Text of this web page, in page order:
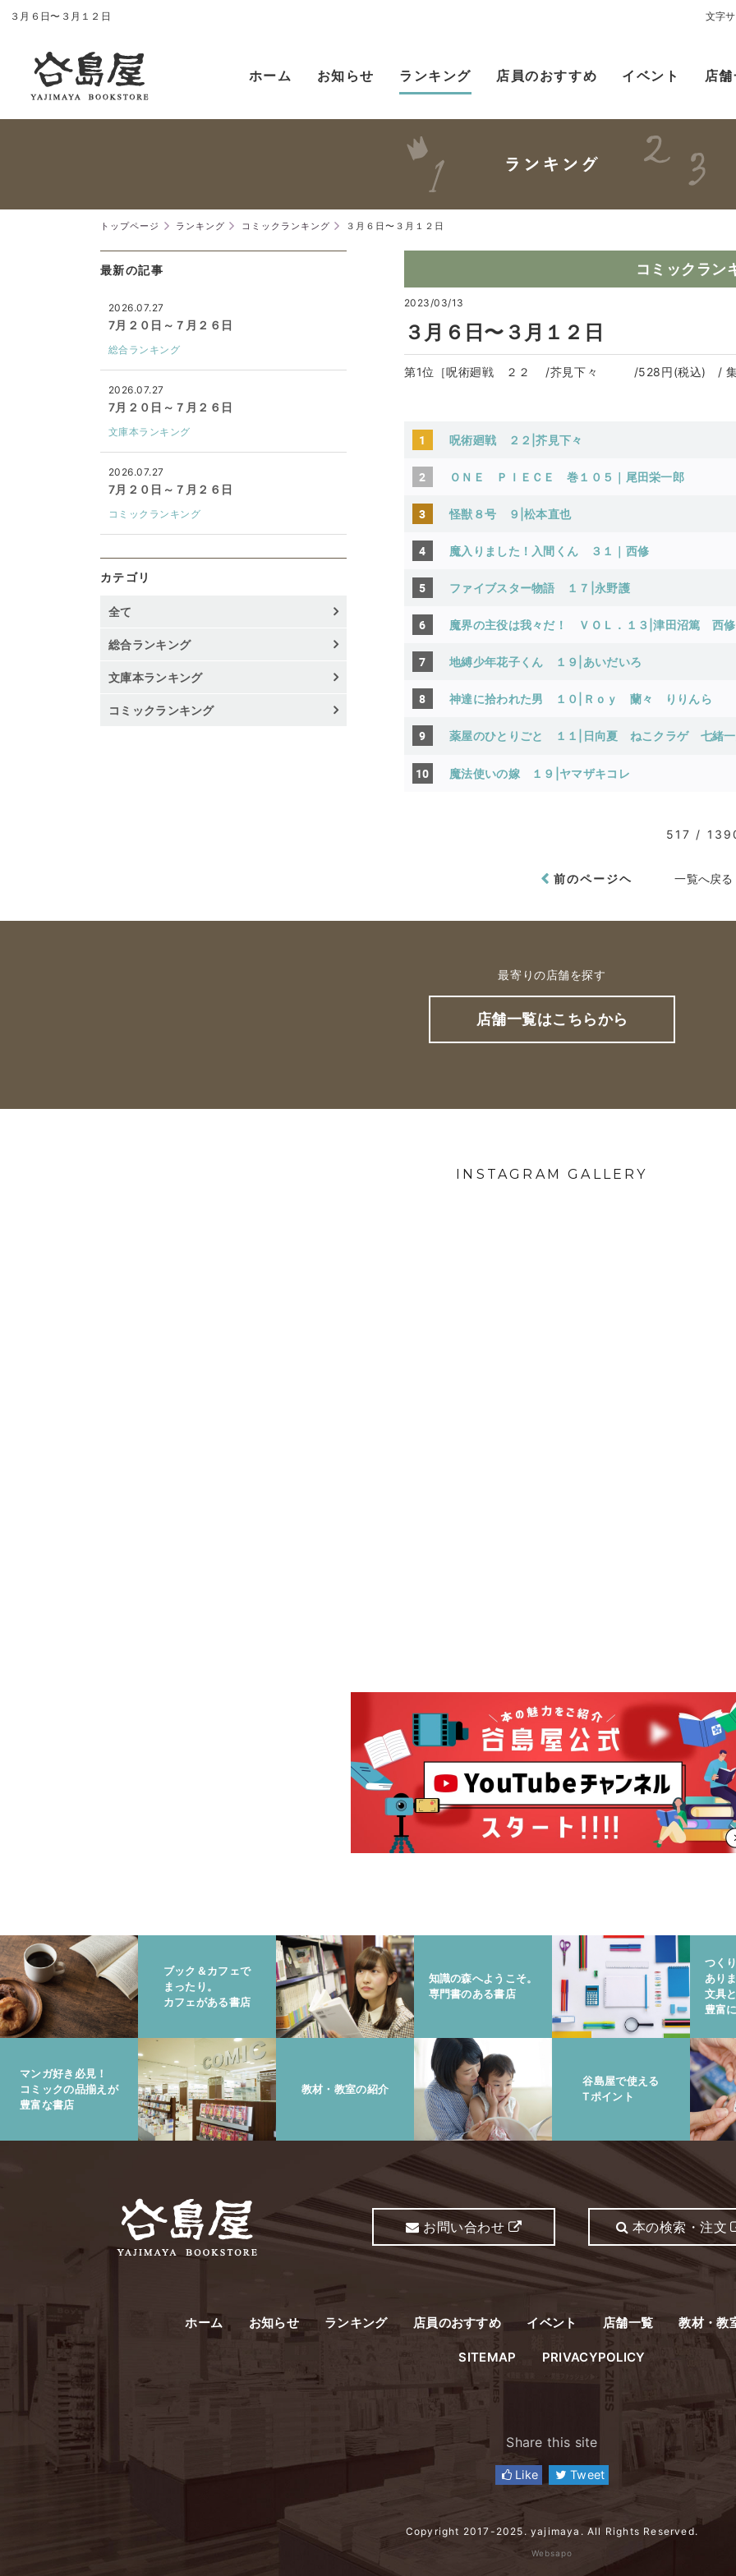
３月６日〜３月１２日 文字
ホーム お知らせ ランキング 店員のおすすめ イベント 店
トップページ ランキング コミックランキング ３月６日〜３月１２日
コミックラン
2023/03/13
３月６日〜３月１２日
第1位［呪術廻戦 ２２ /芥見下々 /528円(税込) / 集
1 呪術廻戦 ２２|芥見下々
2 ＯＮＥ ＰＩＥＣＥ 巻１０５｜尾田栄一郎
3 怪獣８号 ９|松本直也
4 魔入りました！入間くん ３１｜西修
5 ファイブスター物語 １７|永野護
6 魔界の主役は我々だ！ ＶＯＬ．１３|津田沼篤 西修
7 地縛少年花子くん １９|あいだいろ
8 神達に拾われた男 １０|Ｒｏｙ 蘭々 りりんら
9 薬屋のひとりごと １１|日向夏 ねこクラゲ 七緒
10 魔法使いの嫁 １９|ヤマザキコレ
517 /
前のページヘ 一覧へ戻る
最新の記事
2026.07.27
7月２０日～７月２６日
総合ランキング
2026.07.27
7月２０日～７月２６日
文庫本ランキング
2026.07.27
7月２０日～７月２６日
コミックランキング
カテゴリ
全て
総合ランキング
文庫本ランキング
コミックランキング
最寄りの店舗を探す
店舗一覧はこちらから
INSTAGRAM GALLERY
ブック＆カフェで
まったり。
カフェがある書店
知識の森へようこそ。
専門書のある書店
つく
ありま
文具
豊富
マンガ好き必見！
コミックの品揃えが
豊富な書店
教材・教室の紹介
谷島屋で使える
Tポイント
お問い合わせ 本の検索・注文
ホーム お知らせ ランキング 店員のおすすめ イベント 店舗一覧 教材・教
SITEMAP PRIVACYPOLICY
Share this site
Like Tweet
Copyright 2017-2025. yajimaya. All Rights Reserved.
Websapo